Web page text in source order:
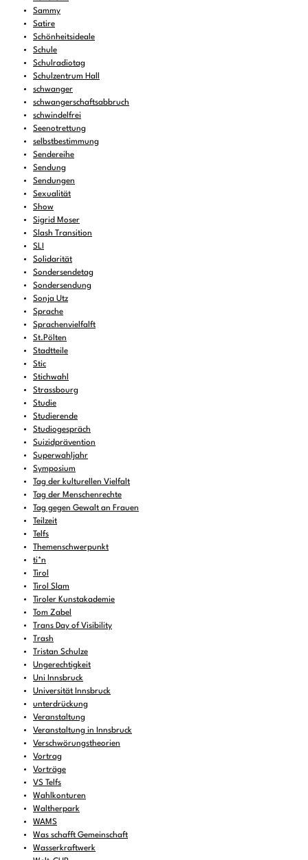
Sammy
Satire
Schönheitsideale
Schule
Schulradiotag
Schulzentrum Hall
schwanger
schwangerschaftsabbruch
schwindelfrei
Seenotrettung
selbstbestimmung
Sendereihe
Sendung
Sendungen
Sexualität
Show
Sigrid Moser
Slash Transition
SLI
Solidarität
Sondersendetag
Sondersendung
Sonja Utz
Sprache
Sprachenvielfalft
St.Pölten
Stadtteile
Stic
Stichwahl
Strassbourg
Studie
Studierende
Studiogespräch
Suizidprävention
Superwahljahr
Symposium
Tag der kulturellen Vielfalt
Tag der Menschenrechte
Tag gegen Gewalt an Frauen
Teilzeit
Telfs
Themenschwerpunkt
ti*n
Tirol
Tirol Slam
Tiroler Kunstakademie
Tom Zabel
Trans Day of Visibility
Trash
Tristan Schulze
Ungerechtigkeit
Uni Innsbruck
Universität Innsbruck
unterdrückung
Veranstaltung
Veranstaltung in Innsbruck
Verschwörungstheorien
Vortrag
Vorträge
VS Telfs
Wahlkonturen
Waltherpark
WAMS
Was schafft Gemeinschaft
Wasserkraftwerk